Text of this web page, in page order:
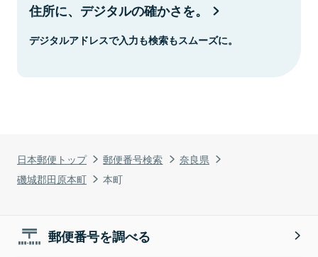
日本郵便トップ 郵便番号検索
奈良県
磯城郡田原本町
本町
住所に、デジタルの確かさを。
デジタルアドレスで入力も検索もスムーズに。
郵便番号を調べる